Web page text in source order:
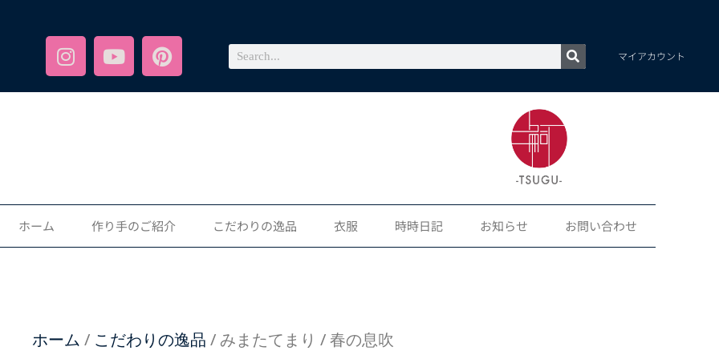
マイアカウント
ホーム 作り手のご紹介 こだわりの逸品 衣服 時時日記 お知らせ お問い合わせ
ホーム / こだわりの逸品 / みまたてまり / 春の息吹